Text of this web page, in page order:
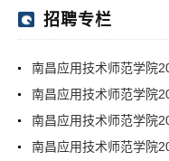
招聘专栏
南昌应用技术师范学院
南昌应用技术师范学院
南昌应用技术师范学院
南昌应用技术师范学院